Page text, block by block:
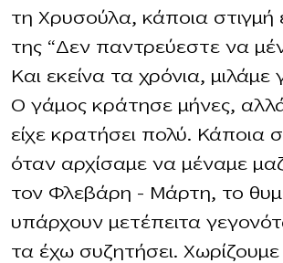
τη Χρυσούλα, κάποια στιγμή
της “Δεν παντρεύεστε να
Και εκείνα τα χρόνια, μιλάμε
Ο γάμος κράτησε μήνες,
είχε κρατήσει πολύ. Κάποια
όταν αρχίσαμε να μέναμε
τον Φλεβάρη – Μάρτη, το
υπάρχουν μετέπειτα
τα έχω συζητήσει. Χωρίζουμε